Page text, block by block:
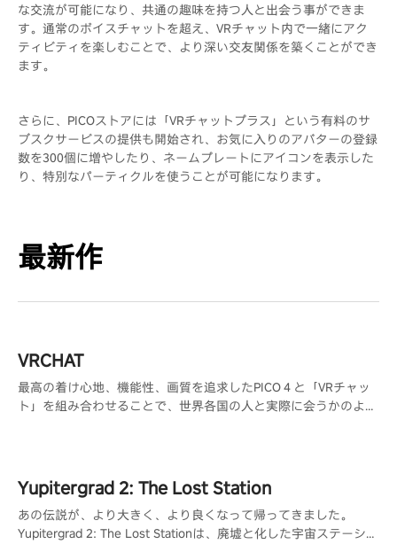
な交流が可能になり、共通の趣味を持つ人と出会う事ができま
す。通常のボイスチャットを超え、VRチャット内で一緒にアク
ティビティを楽しむことで、より深い交友関係を築くことができ
ます。
さらに、PICOストアには「VRチャットプラス」という有料のサ
ブスクサービスの提供も開始され、お気に入りのアバターの登録
数を300個に増やしたり、ネームプレートにアイコンを表示した
り、特別なパーティクルを使うことが可能になります。
最新作
VRCHAT
最高の着け心地、機能性、画質を追求したPICO４と「VRチャッ
ト」を組み合わせることで、世界各国の人と実際に会うかのよう
Yupitergrad 2: The Lost Station
あの伝説が、より大きく、より良くなって帰ってきました。
Yupitergrad 2: The Lost Stationは、廃墟と化した宇宙ステーショ